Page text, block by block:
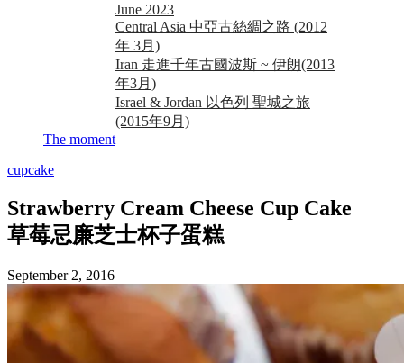
June 2023
Central Asia 中亞古絲綢之路 (2012
年 3月)
Iran 走進千年古國波斯 ~ 伊朗(2013
年3月)
Israel & Jordan 以色列 聖城之旅
(2015年9月)
The moment
cupcake
Strawberry Cream Cheese Cup Cake
草莓忌廉芝士杯子蛋糕
September 2, 2016